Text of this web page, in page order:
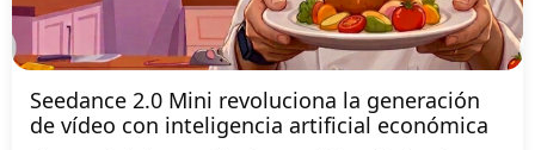
Seedance 2.0 Mini revoluciona la generación
de vídeo con inteligencia artificial económica